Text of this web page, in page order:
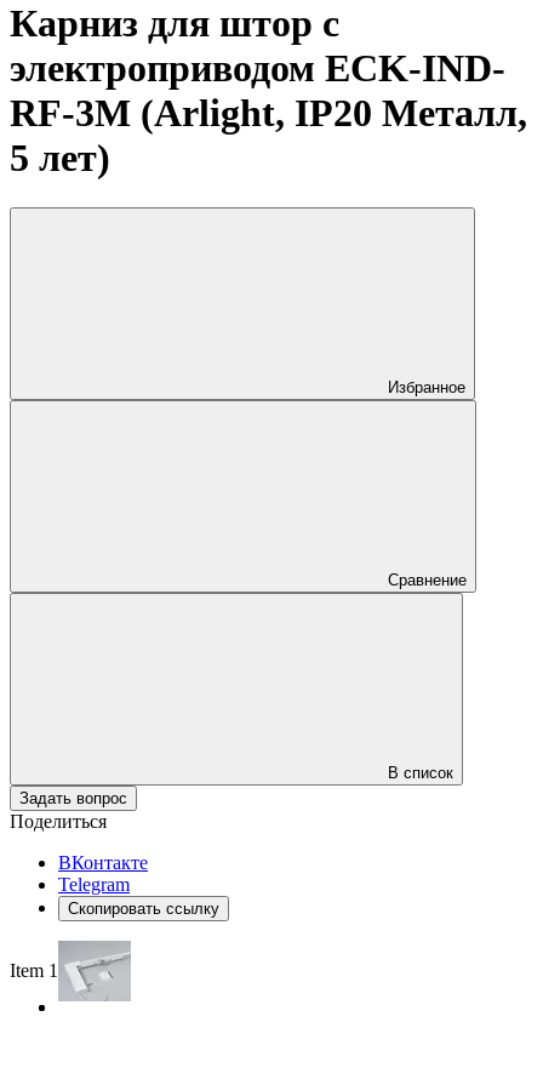
Карниз для штор с
электроприводом ECK-IND-
RF-3M (Arlight, IP20 Металл,
5 лет)
Избранное
Сравнение
В список
Задать вопрос
Поделиться
ВКонтакте
Telegram
Скопировать ссылку
Item 1 of 2